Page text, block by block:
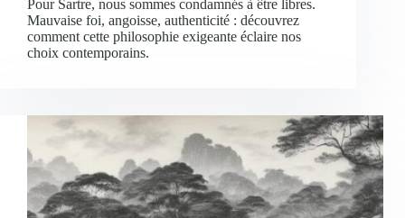
Pour Sartre, nous sommes condamnés à être libres.
Mauvaise foi, angoisse, authenticité : découvrez
comment cette philosophie exigeante éclaire nos
choix contemporains.